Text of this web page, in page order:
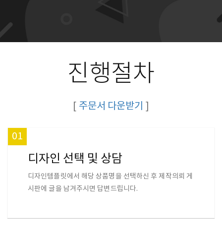
진행절차
[ 주문서 다운받기 ]
01
디자인 선택 및 상담
디자인템플릿에서 해당 상품명을 선택하신 후 제작의뢰 게
시판에 글을 남겨주시면 답변드립니다.